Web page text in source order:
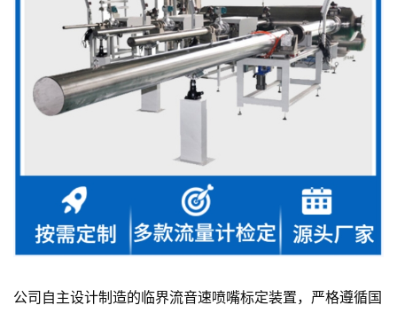
公司自主设计制造的临界流音速喷嘴标定装置，严格遵循国